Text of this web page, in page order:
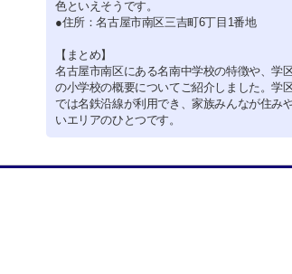
色といえそうです。
●住所：名古屋市南区三吉町6丁目1番地
【まとめ】
名古屋市南区にある名南中学校の特徴や、学
の小学校の概要についてご紹介しました。学
では名鉄沿線が利用でき、家族みんなが住み
いエリアのひとつです。